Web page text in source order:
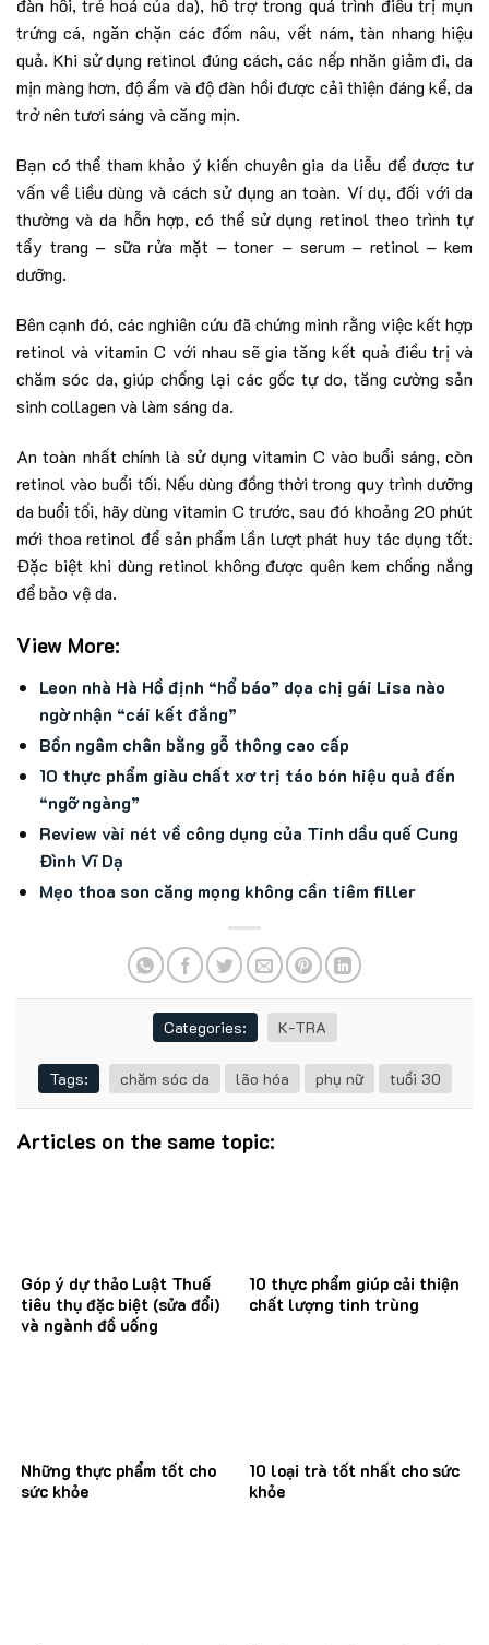
đàn hồi, trẻ hoá của da), hỗ trợ trong quá trình điều trị mụn
trứng cá, ngăn chặn các đốm nâu, vết nám, tàn nhang hiệu
quả. Khi sử dụng retinol đúng cách, các nếp nhăn giảm đi, da
mịn màng hơn, độ ẩm và độ đàn hồi được cải thiện đáng kể, da
trở nên tươi sáng và căng mịn.
Bạn có thể tham khảo ý kiến chuyên gia da liễu để được tư
vấn về liều dùng và cách sử dụng an toàn. Ví dụ, đối với da
thường và da hỗn hợp, có thể sử dụng retinol theo trình tự
tẩy trang – sữa rửa mặt – toner – serum – retinol – kem
dưỡng.
Bên cạnh đó, các nghiên cứu đã chứng minh rằng việc kết hợp
retinol và vitamin C với nhau sẽ gia tăng kết quả điều trị và
chăm sóc da, giúp chống lại các gốc tự do, tăng cường sản
sinh collagen và làm sáng da.
An toàn nhất chính là sử dụng vitamin C vào buổi sáng, còn
retinol vào buổi tối. Nếu dùng đồng thời trong quy trình dưỡng
da buổi tối, hãy dùng vitamin C trước, sau đó khoảng 20 phút
mới thoa retinol để sản phẩm lần lượt phát huy tác dụng tốt.
Đặc biệt khi dùng retinol không được quên kem chống nắng
để bảo vệ da.
View More:
Leon nhà Hà Hồ định “hổ báo” dọa chị gái Lisa nào
ngờ nhận “cái kết đắng”
Bồn ngâm chân bằng gỗ thông cao cấp
10 thực phẩm giàu chất xơ trị táo bón hiệu quả đến
“ngỡ ngàng”
Review vài nét về công dụng của Tinh dầu quế Cung
Đình Vĩ Dạ
Mẹo thoa son căng mọng không cần tiêm filler
Categories: K-TRA
Tags: chăm sóc da lão hóa phụ nữ tuổi 30
Articles on the same topic:
Góp ý dự thảo Luật Thuế
tiêu thụ đặc biệt (sửa đổi)
và ngành đồ uống
10 thực phẩm giúp cải thiện
chất lượng tinh trùng
Những thực phẩm tốt cho
sức khỏe
10 loại trà tốt nhất cho sức
khỏe